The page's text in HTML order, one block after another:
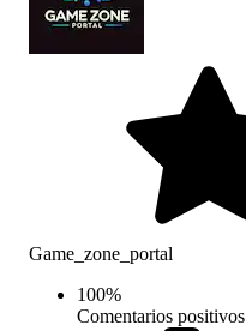
Game_zone_portal
100%
Comentarios positivos